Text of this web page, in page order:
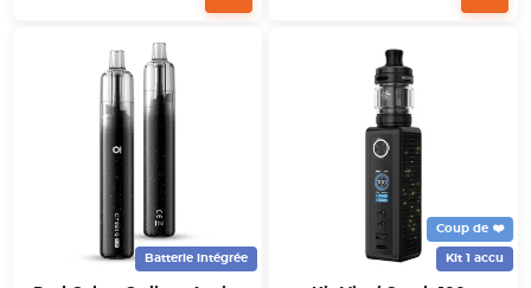
Batterie intégrée
Coup de ❤️
Kit 1 accu